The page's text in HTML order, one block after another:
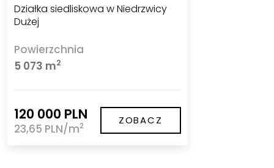
Działka siedliskowa w Niedrzwicy
Dużej
Powierzchnia
5 073 m2
120 000 PLN
23,65 PLN/m2 ZOBACZ